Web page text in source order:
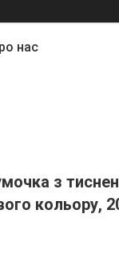
нас
з
кольору,